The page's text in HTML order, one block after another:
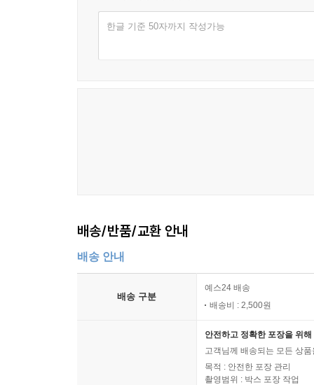
한글 기준 50자까지 작성가능
배송/반품/교환 안내
배송 안내
배송 구분
예스24 배송
배송비 : 2,500원
안전하고 정확한 포장을 위
고객님께 배송되는 모든 상
목적 : 안전한 포장 관리
촬영범위 : 박스 포장 작업